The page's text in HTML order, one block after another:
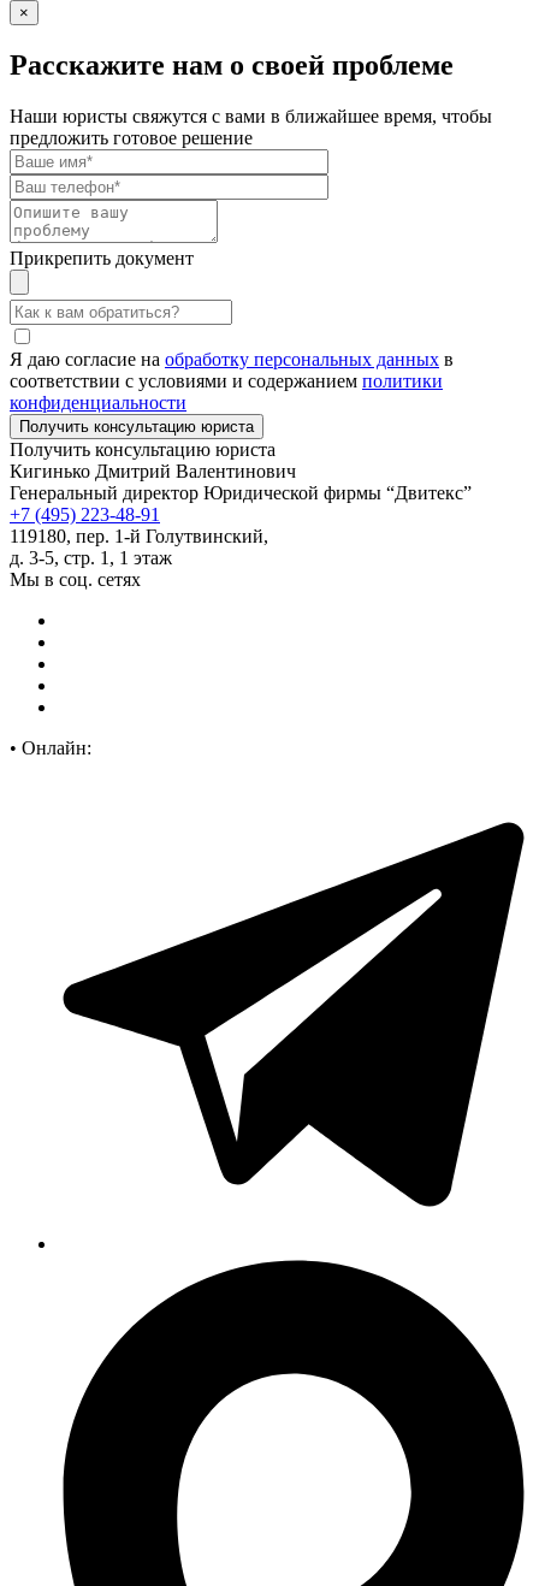
×
Расскажите нам о своей проблеме
Наши юристы свяжутся с вами в ближайшее время, чтобы
предложить готовое решение
Прикрепить документ
Я даю согласие на обработку персональных данных в
соответствии с условиями и содержанием политики
конфиденциальности
Получить консультацию юриста
Кигинько Дмитрий Валентинович
Генеральный директор Юридической фирмы “Двитекс”
+7 (495) 223-48-91
119180, пер. 1-й Голутвинский,
д. 3-5, стр. 1, 1 этаж
Мы в соц. сетях
• Онлайн: